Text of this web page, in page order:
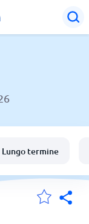
Lungo termine